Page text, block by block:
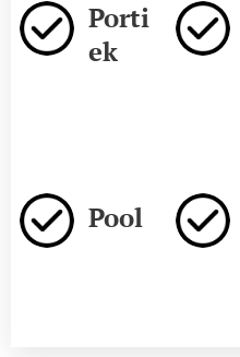
Porti
ek
Pool